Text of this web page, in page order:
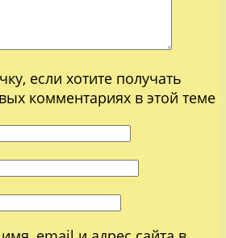
если хотите получать
комментариях в этой теме